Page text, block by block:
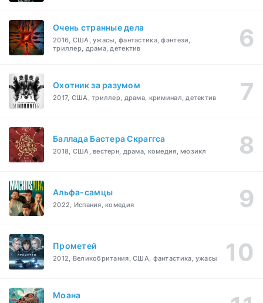
Очень странные дела
2016, США, ужасы, фантастика, фэнтези,
триллер, драма, детектив
Охотник за разумом
2017, США, триллер, драма, криминал, детектив
Баллада Бастера Скраггса
2018, США, вестерн, драма, комедия, мюзикл
Альфа-самцы
2022, Испания, комедия
Прометей
2012, Великобритания, США, фантастика, ужасы
Моана